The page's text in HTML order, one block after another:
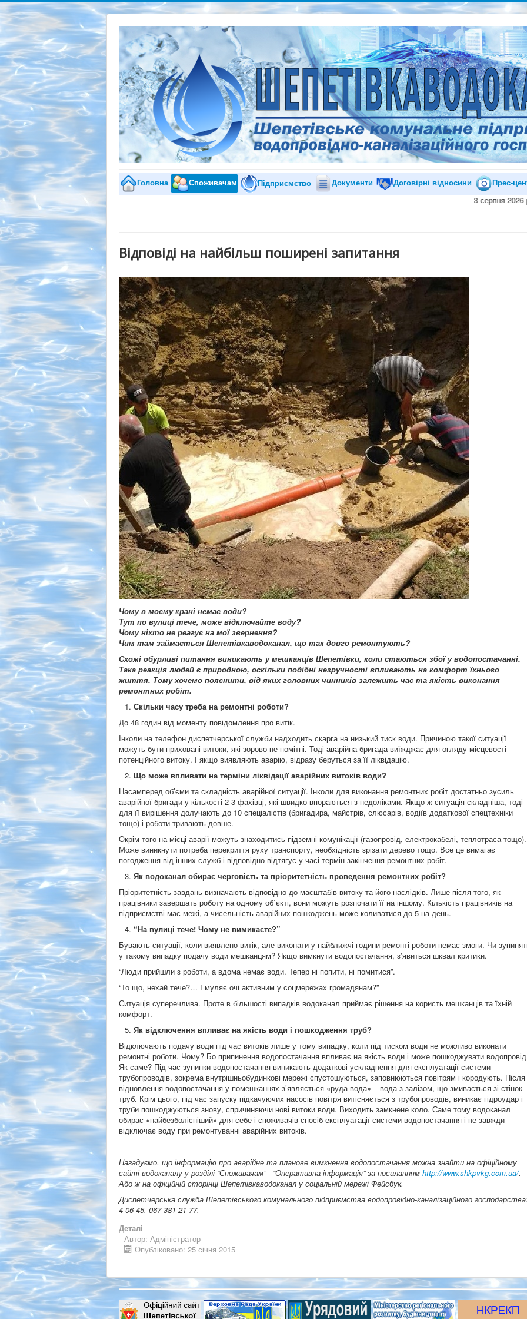
Головна Споживачам Підприємство Документи Договірні відносини
Прес-
3 серпня 2026 року
Відповіді на найбільш поширені запитання
Чому в моєму крані немає води?
Тут по вулиці тече, може відключайте воду?
Чому ніхто не реагує на мої звернення?
Чим там займається Шепетівкаводоканал, що так довго ремонтують?
Схожі обурливі питання виникають у мешканців Шепетівки, коли стаються збої у водопостачанні.
Така реакція людей є природною, оскільки подібні незручності впливають на комфорт їхнього
життя. Тому хочемо пояснити, від яких головних чинників залежить час та якість виконання
ремонтних робіт.
Скільки часу треба на ремонтні роботи?
До 48 годин від моменту повідомлення про витік.
Інколи на телефон диспетчерської служби надходить скарга на низький тиск води. Причиною такої ситуації
можуть бути приховані витоки, які зорово не помітні. Тоді аварійна бригада виїжджає для огляду місцевості
потенційного витоку. І якщо виявляють аварію, відразу беруться за її ліквідацію.
Що може впливати на терміни ліквідації аварійних витоків води?
Насамперед об’єми та складність аварійної ситуації. Інколи для виконання ремонтних робіт достатньо зусиль
аварійної бригади у кількості 2-3 фахівці, які швидко впораються з недоліками. Якщо ж ситуація складніша, тоді
для її вирішення долучають до 10 спеціалістів (бригадира, майстрів, слюсарів, водіїв додаткової спецтехніки
тощо) і роботи тривають довше.
Окрім того на місці аварії можуть знаходитись підземні комунікації (газопровід, електрокабелі, теплотраса тощо).
Може виникнути потреба перекриття руху транспорту, необхідність зрізати дерево тощо. Все це вимагає
погодження від інших служб і відповідно відтягує у часі термін закінчення ремонтних робіт.
Як водоканал обирає черговість та пріоритетність проведення ремонтних робіт?
Пріоритетність завдань визначають відповідно до масштабів витоку та його наслідків. Лише після того, як
працівники завершать роботу на одному об`єкті, вони можуть розпочати її на іншому. Кількість працівників на
підприємстві має межі, а чисельність аварійних пошкоджень може коливатися до 5 на день.
“На вулиці тече! Чому не вимикаєте?”
Бувають ситуації, коли виявлено витік, але виконати у найближчі години ремонті роботи немає змоги. Чи
у такому випадку подачу води мешканцям? Якщо вимкнути водопостачання, з’явиться шквал критики.
“Люди прийшли з роботи, а вдома немає води. Тепер ні попити, ні помитися”.
“То що, нехай тече?… І муляє очі активним у соцмережах громадянам?”
Ситуація суперечлива. Проте в більшості випадків водоканал приймає рішення на користь мешканців та їхній
комфорт.
Як відключення впливає на якість води і пошкодження труб?
Відключають подачу води під час витоків лише у тому випадку, коли під тиском води не можливо виконати
ремонтні роботи. Чому? Бо припинення водопостачання впливає на якість води і може пошкоджувати
Як саме? Під час зупинки водопостачання виникають додаткові ускладнення для експлуатації системи
трубопроводів, зокрема внутрішньобудинкові мережі спустошуються, заповнюються повітрям і кородують. Після
відновлення водопостачання у помешканнях з’являється «руда вода» – вода з залізом, що змивається зі стінок
труб. Крім цього, під час запуску підкачуючих насосів повітря витісняється з трубопроводів, виникає гідроудар і
труби пошкоджуються знову, спричиняючи нові витоки води. Виходить замкнене коло. Саме тому водоканал
обирає «найбезболісніший» для себе і споживачів спосіб експлуатації системи водопостачання і не завжди
відключає воду при ремонтуванні аварійних витоків.
Нагадуємо, що інформацію про аварійне та планове вимкнення водопостачання можна знайти на офіційному
сайті водоканалу у розділі “Споживачам” - “Оперативна інформація” за посиланням http://www.shkpvkg.com.ua/.
Або ж на офіційній сторінці Шепетівкаводоканал у соціальній мережі Фейсбук.
Диспетчерська служба Шепетівського комунального підприємства водопровідно-каналізаційного
4-06-45, 067-381-21-77.
Деталі
Автор: Адміністратор
Опубліковано: 25 січня 2015